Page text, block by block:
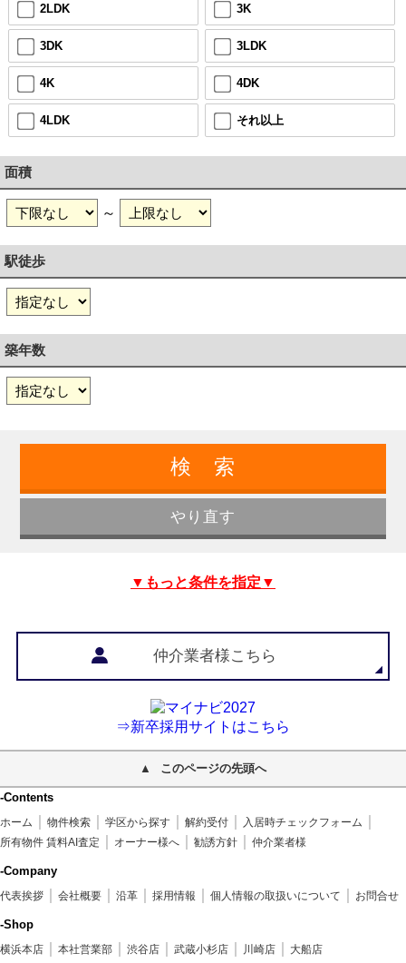
2LDK 3K
3DK 3LDK
4K 4DK
4LDK それ以上
面積
～
駅徒歩
築年数
▼もっと条件を指定▼
仲介業者様こちら
⇒新卒採用サイトはこちら
このページの先頭へ
-Contents
ホーム 物件検索 学区から探す 解約受付
入居時チェックフォーム
所有物件 賃料AI査定
オーナー様へ 勧誘方針 仲介業者様
-Company
代表挨拶 会社概要 沿革 採用情報 個人情報の取扱いについて お問合せ
-Shop
横浜本店 本社営業部 渋谷店 武蔵小杉店 川崎店 大船店